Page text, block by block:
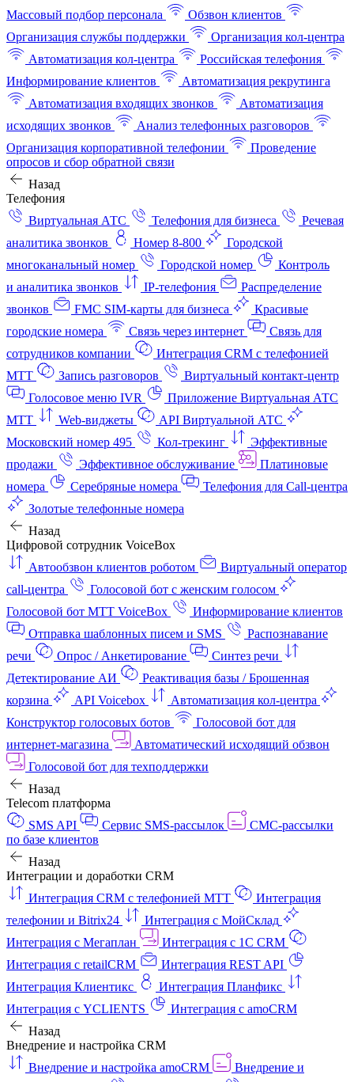
Массовый подбор персонала
Обзвон клиентов
Организация службы поддержки
Организация кол-центра
Автоматизация кол-центра
Российская телефония
Информирование клиентов
Автоматизация рекрутинга
Автоматизация входящих звонков
Автоматизация
исходящих звонков
Анализ телефонных разговоров
Организация корпоративной телефонии
Проведение
опросов и сбор обратной связи
Назад
Телефония
Виртуальная АТС
Телефония для бизнеса
Речевая
аналитика звонков
Номер 8-800
Городской
многоканальный номер
Городской номер
Контроль
и аналитика звонков
IP-телефония
Распределение
звонков
FMC SIM-карты для бизнеса
Красивые
городские номера
Связь через интернет
Связь для
сотрудников компании
Интеграция CRM с телефонией
МТТ
Запись разговоров
Виртуальный контакт‑центр
Голосовое меню IVR
Приложение Виртуальная АТС
МТТ
Web-виджеты
API Виртуальной АТС
Московский номер 495
Кол-трекинг
Эффективные
продажи
Эффективное обслуживание
Платиновые
номера
Серебряные номера
Телефония для Call-центра
Золотые телефонные номера
Назад
Цифровой сотрудник VoiceBox
Автообзвон клиентов роботом
Виртуальный оператор
call-центра
Голосовой бот с женским голосом
Голосовой бот МТТ VoiceBox
Информирование клиентов
Отправка шаблонных писем и SMS
Распознавание
речи
Опрос / Анкетирование
Синтез речи
Детектирование АИ
Реактивация базы / Брошенная
корзина
API Voicebox
Автоматизация кол‑центра
Конструктор голосовых ботов
Голосовой бот для
интернет‑магазина
Автоматический исходящий обзвон
Голосовой бот для техподдержки
Назад
Telecom платформа
SMS API
Сервис SMS-рассылок
СМС-рассылки
по базе клиентов
Назад
Интеграции и доработки CRM
Интеграция CRM с телефонией МТТ
Интеграция
телефонии и Bitrix24
Интеграция с МойСклад
Интеграция с Мегаплан
Интеграция с 1C CRM
Интеграция с retailCRM
Интеграция REST API
Интеграция Клиентикс
Интеграция Планфикс
Интеграция с YCLIENTS
Интеграция с amoCRM
Назад
Внедрение и настройка CRM
Внедрение и настройка amoCRM
Внедрение и